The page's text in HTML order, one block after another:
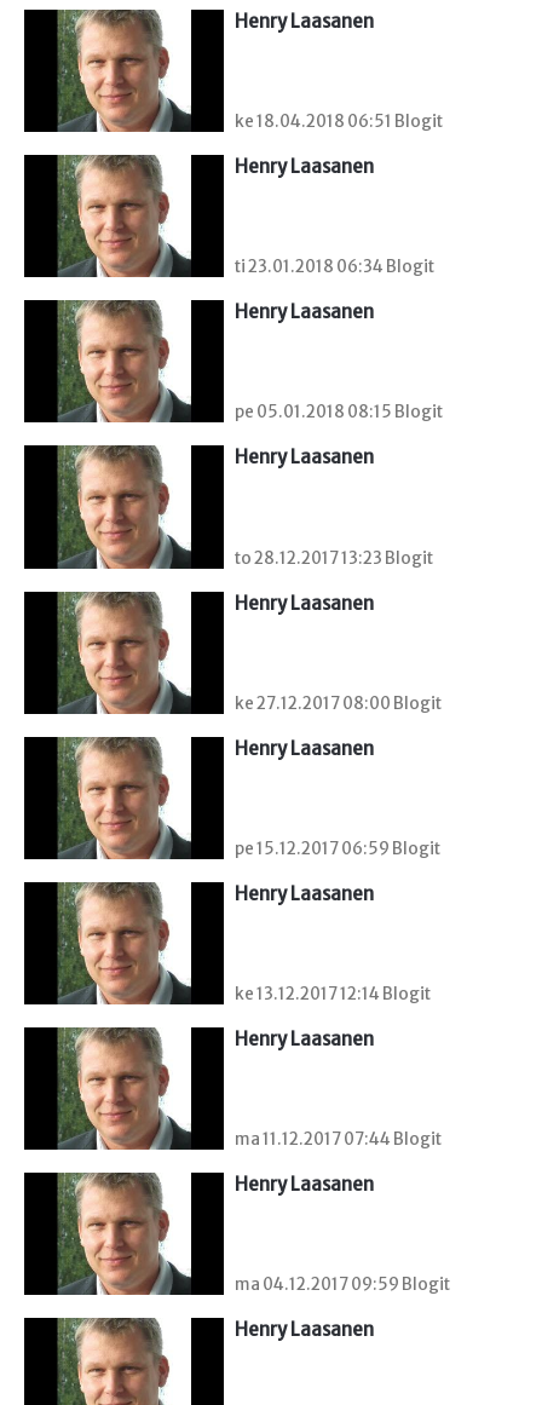
Henry Laasanen
ke 18.04.2018 06:51 Blogit
Henry Laasanen
ti 23.01.2018 06:34 Blogit
Henry Laasanen
pe 05.01.2018 08:15 Blogit
Henry Laasanen
to 28.12.2017 13:23 Blogit
Henry Laasanen
ke 27.12.2017 08:00 Blogit
Henry Laasanen
pe 15.12.2017 06:59 Blogit
Henry Laasanen
ke 13.12.2017 12:14 Blogit
Henry Laasanen
ma 11.12.2017 07:44 Blogit
Henry Laasanen
ma 04.12.2017 09:59 Blogit
Henry Laasanen